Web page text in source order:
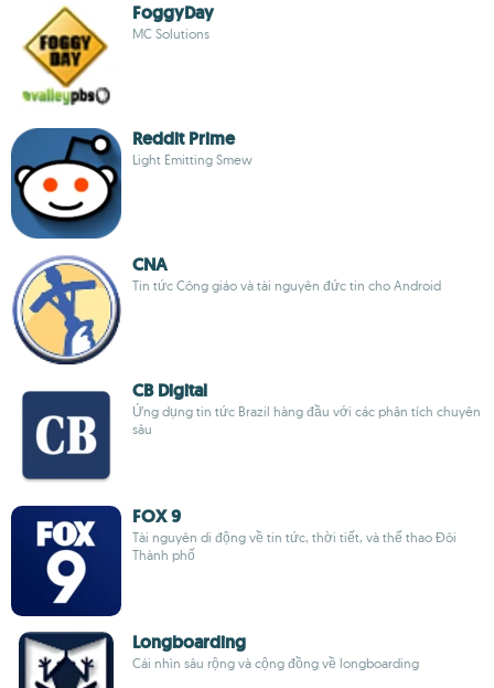
FoggyDay
MC Solutions
Reddit Prime
Light Emitting Smew
CNA
Tin tức Công giáo và tài nguyên đức tin cho Android
CB Digital
Ứng dụng tin tức Brazil hàng đầu với các phân tích chuyên
sâu
FOX 9
Tài nguyên di động về tin tức, thời tiết, và thể thao Đôi
Thành phố
Longboarding
Cái nhìn sâu rộng và cộng đồng về longboarding